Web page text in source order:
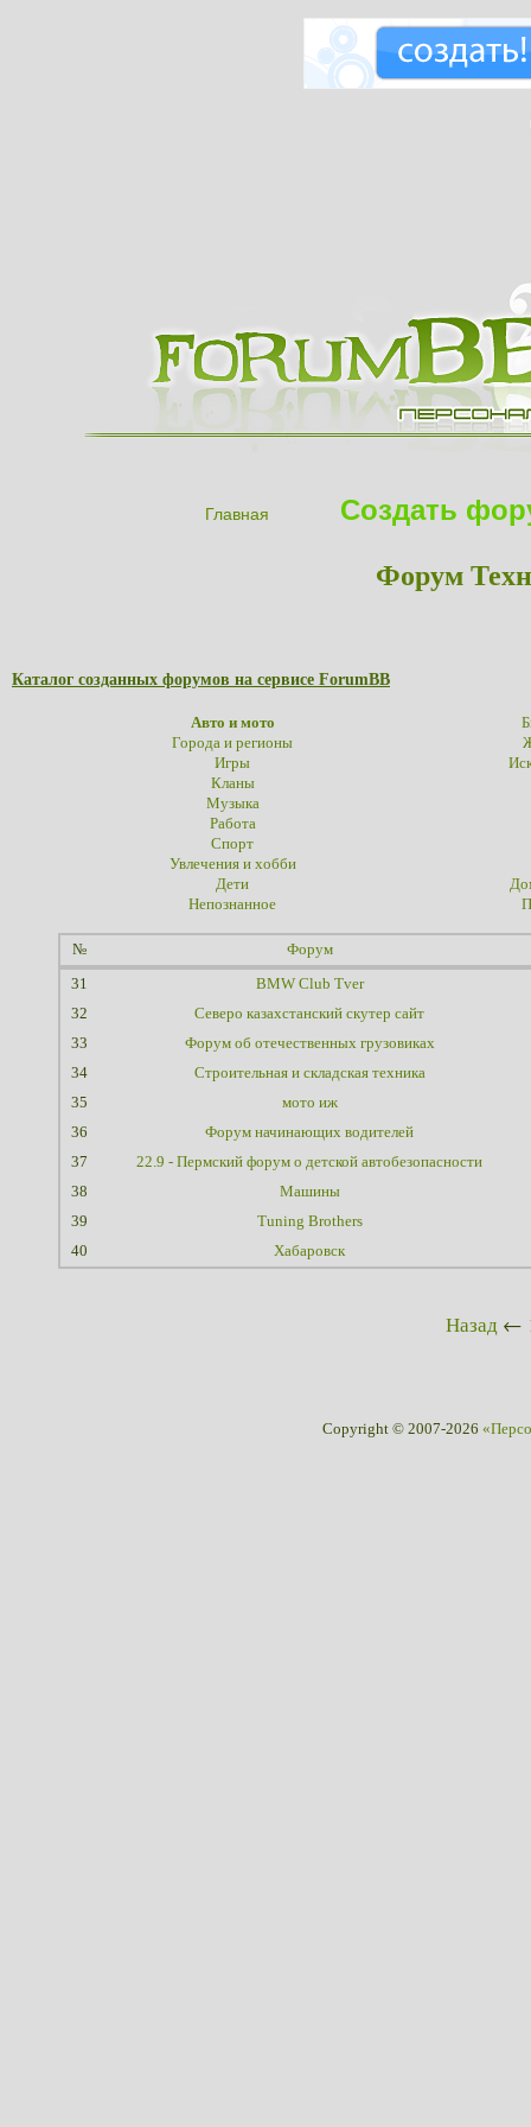
Главная Создать
Форум
Каталог созданных форумов на сервисе ForumBB
Авто и мото
Города и регионы
Игры
Кланы
Музыка
Работа
Спорт
Увлечения и хобби
Дети
Непознанное
№ Форум
31
BMW Club Tver
32
Северо казахстанский скутер сайт
33
Форум об отечественных грузовиках
34
Строительная и складская техника
35
мото иж
36
Форум начинающих водителей
37
22.9 - Пермский форум о детской автобезопасности
38
Машины
39
Tuning Brothers
40
Хабаровск
Назад ←
Copyright © 2007-2026